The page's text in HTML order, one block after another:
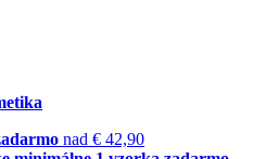
nad € 42,90